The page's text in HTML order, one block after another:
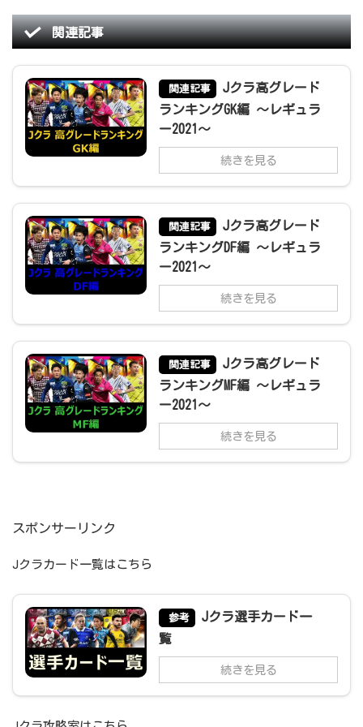
関連記事
関連記事
Jクラ高グレード
ランキングGK編 ～レギュラ
ー2021～
続きを見る
関連記事
Jクラ高グレード
ランキングDF編 ～レギュラ
ー2021～
続きを見る
関連記事
Jクラ高グレード
ランキングMF編 ～レギュラ
ー2021～
続きを見る
スポンサーリンク
Jクラカード一覧はこちら
参考
Jクラ選手カード一
覧
続きを見る